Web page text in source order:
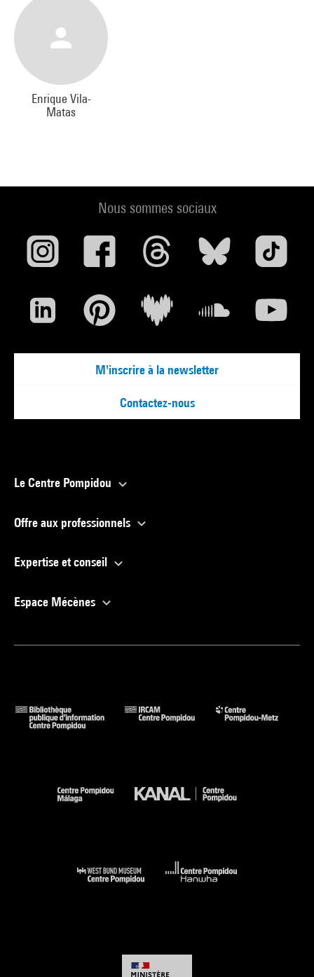
Enrique Vila-
Matas
Nous sommes sociaux
M'inscrire à la newsletter
Contactez-nous
Le Centre Pompidou
Offre aux professionnels
Expertise et conseil
Espace Mécènes